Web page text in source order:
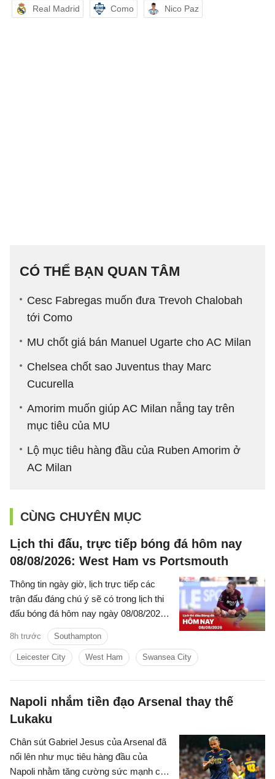
Real Madrid Como Nico Paz
CÓ THỂ BẠN QUAN TÂM
Cesc Fabregas muốn đưa Trevoh Chalobah
tới Como
MU chốt giá bán Manuel Ugarte cho AC Milan
Chelsea chốt sao Juventus thay Marc
Cucurella
Amorim muốn giúp AC Milan nẫng tay trên
mục tiêu của MU
Lộ mục tiêu hàng đầu của Ruben Amorim ở
AC Milan
CÙNG CHUYÊN MỤC
Lịch thi đấu, trực tiếp bóng đá hôm nay
08/08/2026: West Ham vs Portsmouth
Thông tin ngày giờ, lịch trực tiếp các
trận đấu đáng chú ý sẽ có trong lịch thi
đấu bóng đá hôm nay ngày 08/08/2026
và rạng sáng mai cùng kênh phát sóng
8h trước Southampton
Leicester City West Ham Swansea City
Napoli nhắm tiền đạo Arsenal thay thế
Lukaku
Chân sút Gabriel Jesus của Arsenal đã
nổi lên như mục tiêu hàng đầu của
Napoli nhằm tăng cường sức mạnh cho